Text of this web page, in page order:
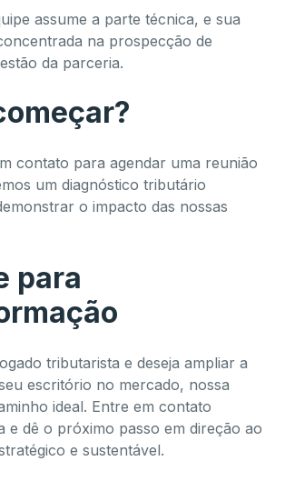
assume a parte técnica, e sua
na prospecção de
da parceria.
contato para agendar uma reunião
um diagnóstico tributário
o impacto das nossas
para
tributarista e deseja ampliar a
escritório no mercado, nossa
ideal. Entre em contato
e dê o próximo passo em direção ao
e sustentável.